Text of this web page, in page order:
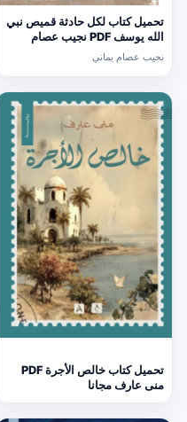
تحميل كتاب لكل حادثة قميص نبي
الله يوسف PDF نجيب عصام
يماني مجانا
نجيب عصام يماني
تحميل كتاب خالص الأجرة PDF
منى عارف مجانا